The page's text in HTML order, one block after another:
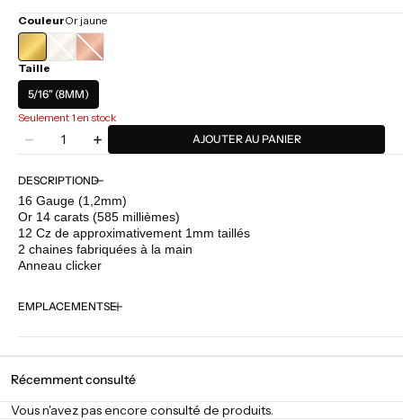
CouleurOr jaune
OR
OR
Taille
5/16" (8MM)
Seulement 1 en stock
Diminuer
quantité
pour
Buddha
Jewelry
-
Tempeste
Quantité
Augmenter
quantité
pour
Buddha
Jewelry
-
Tempeste
AJOUTER AU PANIER
DESCRIPTION
16 Gauge (1,2mm)
Or 14 carats (585 millièmes)
12 Cz de approximativement 1mm taillés
2 chaines fabriquées à la main
Anneau clicker
EMPLACEMENTS
Récemment consulté
Vous n'avez pas encore consulté de produits.